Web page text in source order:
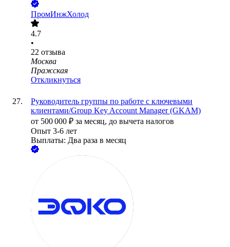
ПромИнжХолод
4.7
•
22 отзыва
Москва
Пражская
Откликнуться
Руководитель группы по работе с ключевыми
клиентами/Group Key Account Manager (GKAM)
от 500 000 ₽ за месяц, до вычета налогов
Опыт 3-6 лет
Выплаты: Два раза в месяц